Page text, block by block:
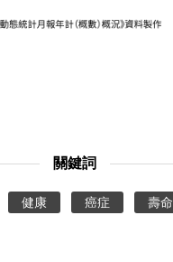
關鍵詞
健康 癌症 壽命